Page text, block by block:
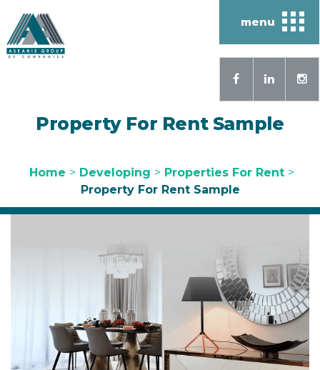
menu
Property For Rent Sample
Home > Developing > Properties For Rent >
Property For Rent Sample